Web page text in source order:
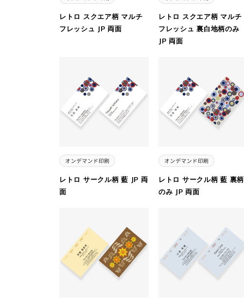
レトロ スクエア柄 マルチ
フレッシュ JP 両面
レトロ スクエア柄 マルチ
フレッシュ 裏白地柄のみ
JP 両面
レトロ サークル柄 藍 JP 両
面
レトロ サークル柄 藍 裏柄
のみ JP 両面